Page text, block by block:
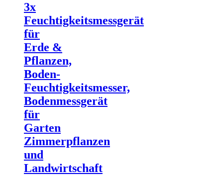
3x
Feuchtigkeitsmessgerät
für
Erde &
Pflanzen,
Boden-
Feuchtigkeitsmesser,
Bodenmessgerät
für
Garten
Zimmerpflanzen
und
Landwirtschaft